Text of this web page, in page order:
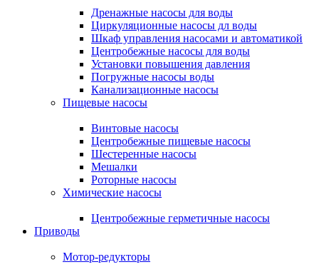
Дренажные насосы для воды
Циркуляционные насосы дл воды
Шкаф управления насосами и автоматикой
Центробежные насосы для воды
Установки повышения давления
Погружные насосы воды
Канализационные насосы
Пищевые насосы
Винтовые насосы
Центробежные пищевые насосы
Шестеренные насосы
Мешалки
Роторные насосы
Химические насосы
Центробежные герметичные насосы
Приводы
Мотор-редукторы